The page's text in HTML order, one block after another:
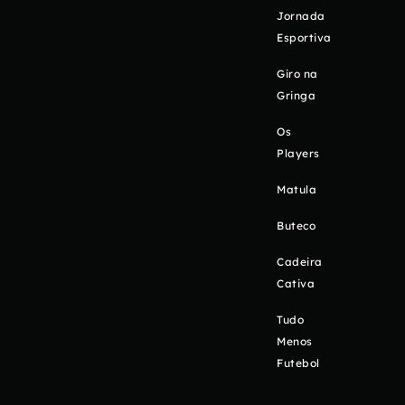
Jornada
Esportiva
Giro na
Gringa
Os
Players
Matula
Buteco
Cadeira
Cativa
Tudo
Menos
Futebol